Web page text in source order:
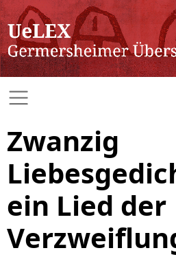
Zwanzig
ein Lied der